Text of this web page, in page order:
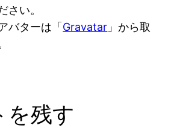
さい。
バターは「Gravatar 」から取
を残す